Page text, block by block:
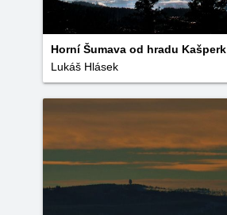
Horní Šumava od hradu Kašperk
Lukáš Hlásek